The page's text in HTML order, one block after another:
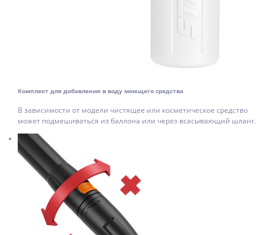
Комплект для добавления в воду моющего средства
В зависимости от модели чистящее или косметическое средство
может подмешиваться из баллона или через всасывающий шланг.